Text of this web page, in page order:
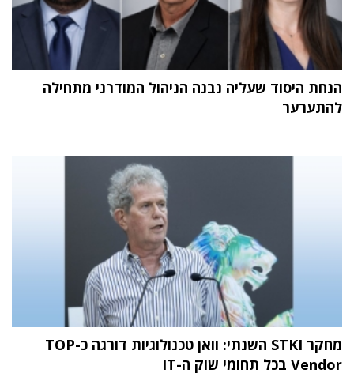
הנחת היסוד שעליה נבנה הניהול המודרני מתחילה
להתערער
מחקר STKI השנתי: וואן טכנולוגיות דורגה כ-TOP
Vendor בכל תחומי שוק ה-IT